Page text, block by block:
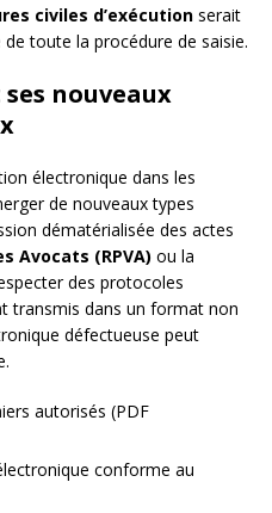
civiles d’exécution serait
de toute la procédure de saisie.
nouveaux
électronique dans les
de nouveaux types
dématérialisée des actes
Avocats (RPVA) ou la
des protocoles
transmis dans un format non
défectueuse peut
autorisés (PDF
conforme au